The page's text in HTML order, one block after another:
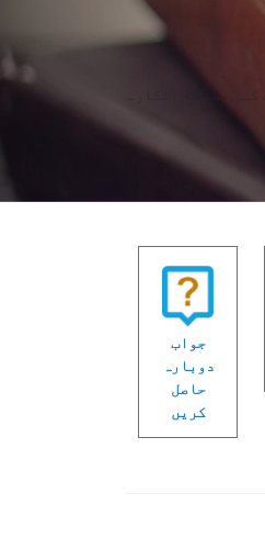
حصے کا انکار...
جواب
دوبارہ
حاصل
کریں